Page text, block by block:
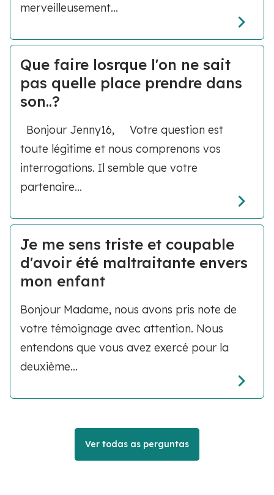
merveilleusement...
Que faire losrque l'on ne sait
pas quelle place prendre dans
son..?
Bonjour Jenny16, Votre question est
toute légitime et nous comprenons vos
interrogations. Il semble que votre
partenaire...
Je me sens triste et coupable
d'avoir été maltraitante envers
mon enfant
Bonjour Madame, nous avons pris note de
votre témoignage avec attention. Nous
entendons que vous avez exercé pour la
deuxième...
Ver todas as perguntas